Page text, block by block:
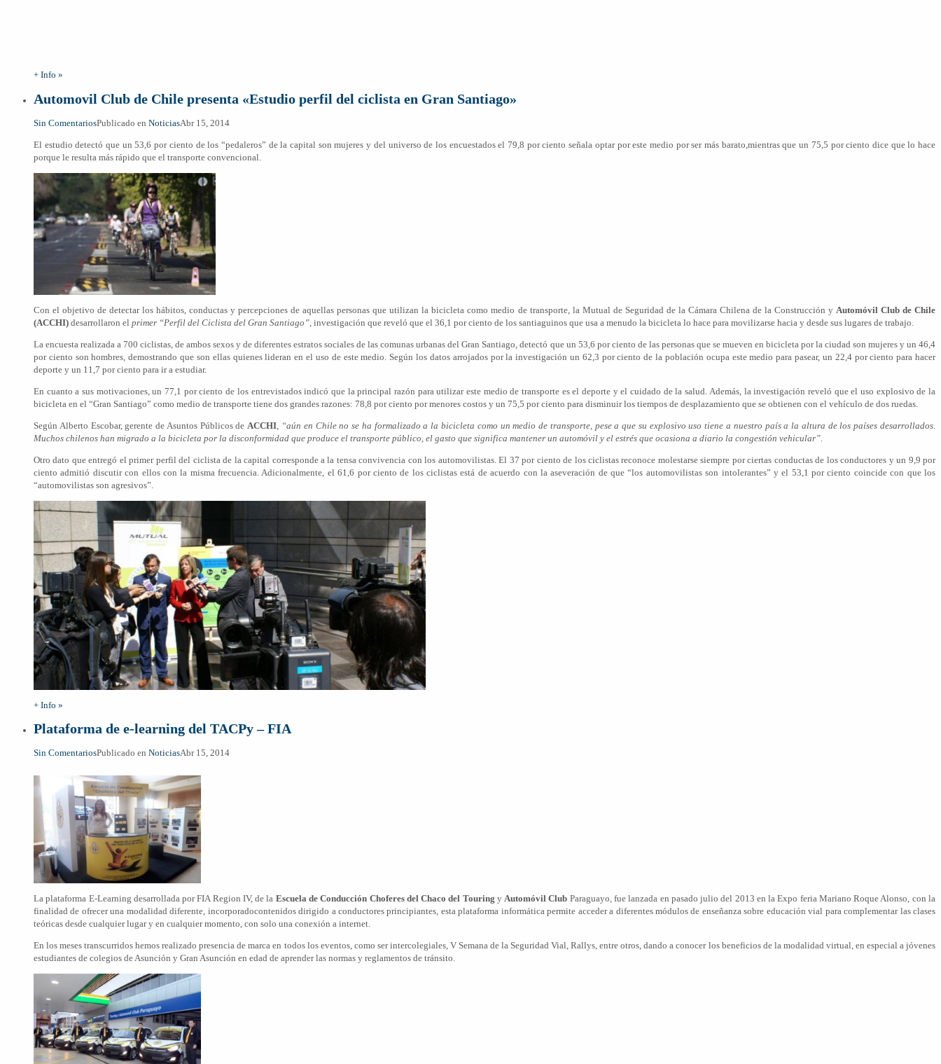
+ Info »
Automovil Club de Chile presenta «Estudio perfil del ciclista en Gran Santiago»
Sin ComentariosPublicado en NoticiasAbr 15, 2014
El estudio detectó que un 53,6 por ciento de los “pedaleros” de la capital son mujeres y del universo de los encuestados el 79,8 por ciento señala optar por este medio por ser más barato,mientras que un 75,5 por ciento dice que lo hace
porque le resulta más rápido que el transporte convencional.
Con el objetivo de detectar los hábitos, conductas y percepciones de aquellas personas que utilizan la bicicleta como medio de transporte, la Mutual de Seguridad de la Cámara Chilena de la Construcción y Automóvil Club de Chile
(ACCHI) desarrollaron el primer “Perfil del Ciclista del Gran Santiago”, investigación que reveló que el 36,1 por ciento de los santiaguinos que usa a menudo la bicicleta lo hace para movilizarse hacia y desde sus lugares de trabajo.
La encuesta realizada a 700 ciclistas, de ambos sexos y de diferentes estratos sociales de las comunas urbanas del Gran Santiago, detectó que un 53,6 por ciento de las personas que se mueven en bicicleta por la ciudad son mujeres y un 46,4
por ciento son hombres, demostrando que son ellas quienes lideran en el uso de este medio. Según los datos arrojados por la investigación un 62,3 por ciento de la población ocupa este medio para pasear, un 22,4 por ciento para hacer
deporte y un 11,7 por ciento para ir a estudiar.
En cuanto a sus motivaciones, un 77,1 por ciento de los entrevistados indicó que la principal razón para utilizar este medio de transporte es el deporte y el cuidado de la salud. Además, la investigación reveló que el uso explosivo de la
bicicleta en el “Gran Santiago” como medio de transporte tiene dos grandes razones: 78,8 por ciento por menores costos y un 75,5 por ciento para disminuir los tiempos de desplazamiento que se obtienen con el vehículo de dos ruedas.
Según Alberto Escobar, gerente de Asuntos Públicos de ACCHI “aún en Chile no se ha formalizado a la bicicleta como un medio de transporte, pese a que su explosivo uso tiene a nuestro país a la altura de los países desarrollados.
Muchos chilenos han migrado a la bicicleta por la disconformidad que produce el transporte público, el gasto que significa mantener un automóvil y el estrés que ocasiona a diario la congestión vehicular”.
Otro dato que entregó el primer perfil del ciclista de la capital corresponde a la tensa convivencia con los automovilistas. El 37 por ciento de los ciclistas reconoce molestarse siempre por ciertas conductas de los conductores y un 9,9 por
ciento admitió discutir con ellos con la misma frecuencia. Adicionalmente, el 61,6 por ciento de los ciclistas está de acuerdo con la aseveración de que “los automovilistas son intolerantes” y el 53,1 por ciento coincide con que los
“automovilistas son agresivos”.
+ Info »
Plataforma de e-learning del TACPy – FIA
Sin ComentariosPublicado en NoticiasAbr 15, 2014
La plataforma E-Learning desarrollada por FIA Region IV, de la Escuela de Conducción Choferes del Chaco del Touring yAutomóvil Club Paraguayo, fue lanzada en pasado julio del 2013 en la Expo feria Mariano Roque Alonso, con la
finalidad de ofrecer una modalidad diferente, incorporadocontenidos dirigido a conductores principiantes, esta plataforma informática permite acceder a diferentes módulos de enseñanza sobre educación vial para complementar las clases
teóricas desde cualquier lugar y en cualquier momento, con solo una conexión a internet.
En los meses transcurridos hemos realizado presencia de marca en todos los eventos, como ser intercolegiales, V Semana de la Seguridad Vial, Rallys, entre otros, dando a conocer los beneficios de la modalidad virtual, en especial a jóvenes
estudiantes de colegios de Asunción y Gran Asunción en edad de aprender las normas y reglamentos de tránsito.